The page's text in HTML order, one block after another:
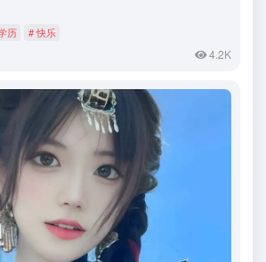
历 # 快乐
4.2K